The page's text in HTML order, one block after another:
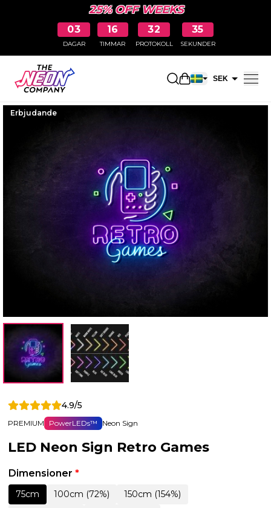
25% OFF WEEKS
03
DAGAR
16
TIMMAR
32
PROTOKOLL
34
SEKUNDER
ÖppnaSEK
Erbjudande
4.9/5
PREMIUM PowerLEDs™ Neon Sign
LED Neon Sign Retro Games
Dimensioner *
75cm 100cm (72%)
150cm (154%)